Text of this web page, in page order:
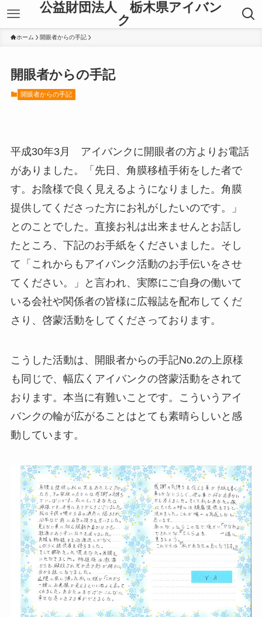
公益財団法人 栃木県アイバン
ク
ホーム 開眼者からの手記
開眼者からの手記
開眼者からの手記
平成30年3月 アイバンクに開眼者の方よりお電話
がありました。「先日、角膜移植手術をした者で
す。お陰様で良く見えるようになりました。角膜
提供してくださった方にお礼がしたいのです。」
とのことでした。直接お礼は出来ませんとお話し
たところ、下記のお手紙をくださいました。そし
て「これからもアイバンク活動のお手伝いをさせ
てください。」と言われ、実際にご自身の働いて
いる会社や関係者の皆様に広報誌を配布してくだ
さり、啓蒙活動をしてくださっております。
こうした活動は、開眼者からの手記No.2の上原様
も同じで、幅広くアイバンクの啓蒙活動をされて
おります。本当に有難いことです。こういうアイ
バンクの輪が広がることはとても素晴らしいと感
動しています。